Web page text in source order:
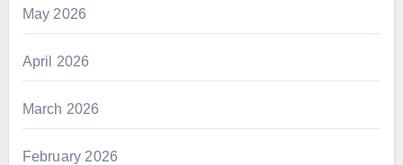
May 2026
April 2026
March 2026
February 2026